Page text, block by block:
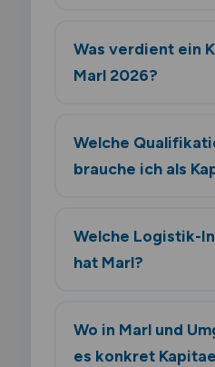
Was verdient ein
Marl 2026?
Welche
brauche ich als
Welche Logistik-
hat Marl?
Wo in Marl und
es konkret